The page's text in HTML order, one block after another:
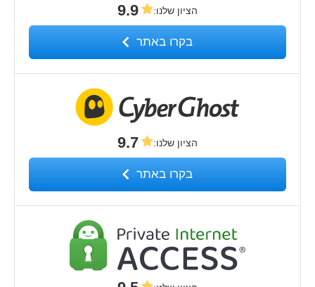
הציון שלנו:
9.9
בקרו באתר
הציון שלנו:
9.7
בקרו באתר